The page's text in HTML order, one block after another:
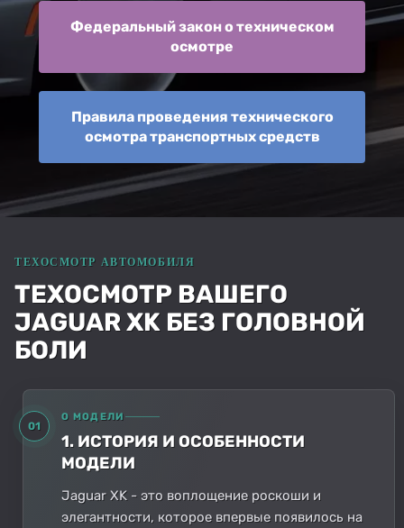
Федеральный закон о техническом
осмотре
Правила проведения технического
осмотра транспортных средств
ТЕХОСМОТР ВАШЕГО
JAGUAR XK БЕЗ ГОЛОВНОЙ
БОЛИ
01
О МОДЕЛИ
1. ИСТОРИЯ И ОСОБЕННОСТИ
МОДЕЛИ
Jaguar XK - это воплощение роскоши и
элегантности, которое впервые появилось на